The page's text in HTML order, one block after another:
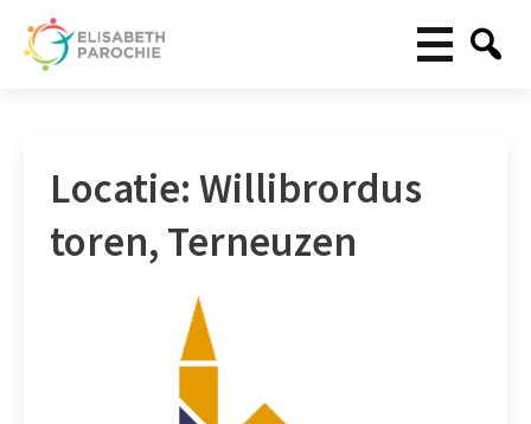
Locatie:Willibrordus
toren, Terneuzen